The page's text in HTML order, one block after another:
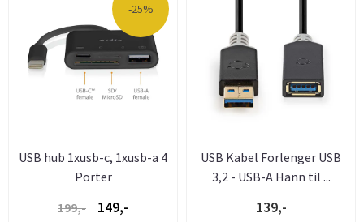
-25%
USB hub 1xusb-c, 1xusb-a 4
Porter
199,-
149,-
USB Kabel Forlenger USB
3,2 - USB-A Hann til ...
139,-